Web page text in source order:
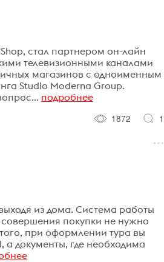
стал партнером он-лайн
телевизионными каналами
магазинов с одноименным
Studio Moderna Group.
подробнее
1872
1
из дома. Система работы
покупки не нужно
при оформлении тура вы
а документы, где необходима